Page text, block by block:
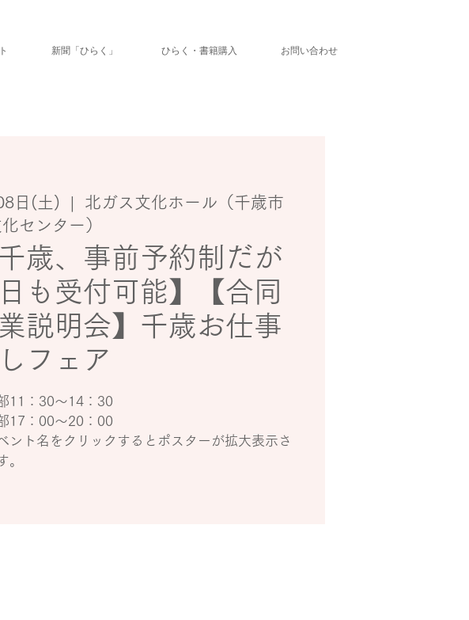
新聞「ひらく」 ひらく・書籍購入 お問い合わせ
日(土)
  |
北ガス文化ホール（千歳市
センター）
千歳、事前予約制だが
も受付可能】【合同
説明会】千歳お仕事
フェア
11：30～14：30
17：00～20：00
ント名をクリックするとポスターが拡大表示さ
。